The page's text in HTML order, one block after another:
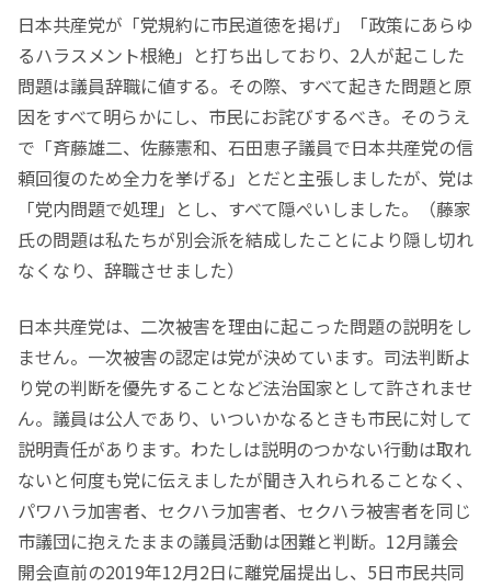
日本共産党が「党規約に市民道徳を掲げ」「政策にあらゆ
るハラスメント根絶」と打ち出しており、2人が起こした
問題は議員辞職に値する。その際、すべて起きた問題と原
因をすべて明らかにし、市民にお詫びするべき。そのうえ
で「斉藤雄二、佐藤憲和、石田恵子議員で日本共産党の信
頼回復のため全力を挙げる」とだと主張しましたが、党は
「党内問題で処理」とし、すべて隠ぺいしました。（藤家
氏の問題は私たちが別会派を結成したことにより隠し切れ
なくなり、辞職させました）
日本共産党は、二次被害を理由に起こった問題の説明をし
ません。一次被害の認定は党が決めています。司法判断よ
り党の判断を優先することなど法治国家として許されませ
ん。議員は公人であり、いついかなるときも市民に対して
説明責任があります。わたしは説明のつかない行動は取れ
ないと何度も党に伝えましたが聞き入れられることなく、
パワハラ加害者、セクハラ加害者、セクハラ被害者を同じ
市議団に抱えたままの議員活動は困難と判断。12月議会
開会直前の2019年12月2日に離党届提出し、5日市民共同